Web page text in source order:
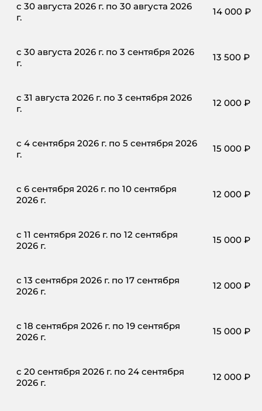
с 30 августа 2026 г. по 30 августа 2026
г.
14 000 ₽
с 30 августа 2026 г. по 3 сентября 2026
г.
13 500 ₽
с 31 августа 2026 г. по 3 сентября 2026
г.
12 000 ₽
с 4 сентября 2026 г. по 5 сентября 2026
г.
15 000 ₽
с 6 сентября 2026 г. по 10 сентября
2026 г.
12 000 ₽
с 11 сентября 2026 г. по 12 сентября
2026 г.
15 000 ₽
с 13 сентября 2026 г. по 17 сентября
2026 г.
12 000 ₽
с 18 сентября 2026 г. по 19 сентября
2026 г.
15 000 ₽
с 20 сентября 2026 г. по 24 сентября
2026 г.
12 000 ₽